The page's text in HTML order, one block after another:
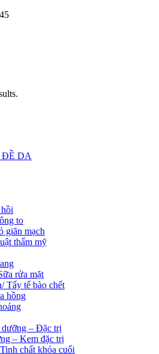
ĐỀ DA
to
giãn mạch
thẩm mỹ
rửa mặt
Tẩy tế bào chết
hồng
dưỡng – Đặc trị
– Kem đặc trị
chất khóa cuối